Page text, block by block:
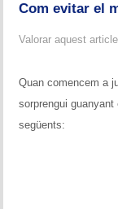
Com evitar el
Valorar aquest article
Quan comencem a
sorprengui
següents: